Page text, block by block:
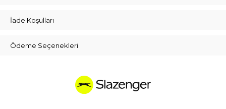
İade Koşulları
Ödeme Seçenekleri